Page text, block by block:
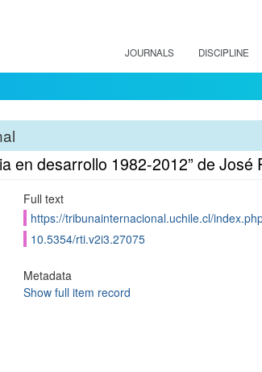
JOURNALS DISCIPLINE
en desarrollo 1982-2012” de
Full text
https://tribunainternacional.uchile.cl/
10.5354/rti.v2i3.27075
Metadata
Show full item record